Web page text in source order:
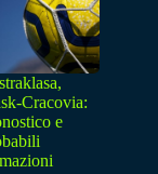
Cracovia:
e